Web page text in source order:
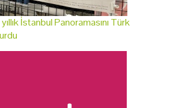
İstanbul Panoramasını Türk